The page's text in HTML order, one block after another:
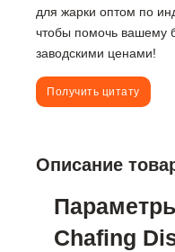
для жарки оптом по
чтобы помочь вашему
заводскими ценами!
Получить цитату
Описание
Chafing